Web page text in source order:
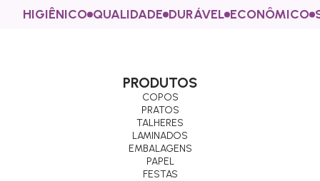
HIGIÊNICO QUALIDADE DURÁVEL ECONÔMICO
PRODUTOS
COPOS
PRATOS
TALHERES
LAMINADOS
EMBALAGENS
PAPEL
FESTAS